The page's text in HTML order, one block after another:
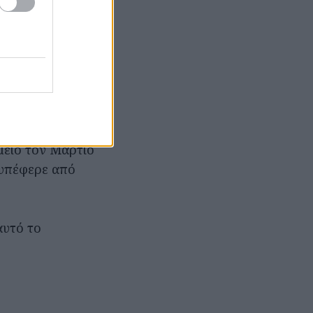
of
του
τον Μάρτιο
από
το